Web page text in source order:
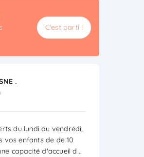
C'est parti !
.
du lundi au vendredi,
vos enfants de de 10
capacité d'accueil d...